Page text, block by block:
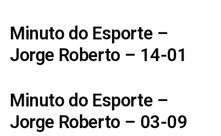
Minuto do Esporte –
Jorge Roberto – 14-01
Minuto do Esporte –
Jorge Roberto – 03-09